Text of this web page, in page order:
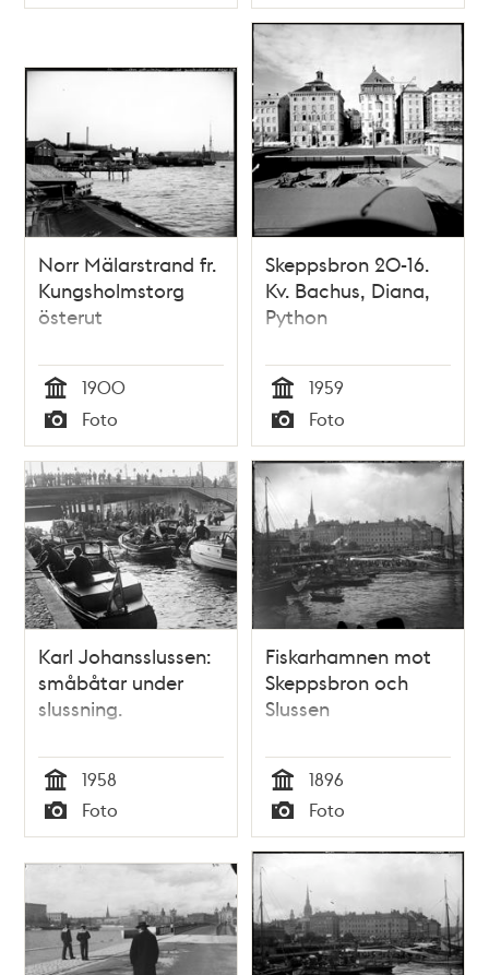
Typ Typ
Norr Mälarstrand fr.
Kungsholmstorg
österut
Tid
1900
Typ
Foto
Skeppsbron 20-16.
Kv. Bachus, Diana,
Python
Tid
1959
Typ
Foto
Karl Johansslussen:
småbåtar under
slussning.
Tid
1958
Typ
Foto
Fiskarhamnen mot
Skeppsbron och
Slussen
Tid
1896
Typ
Foto